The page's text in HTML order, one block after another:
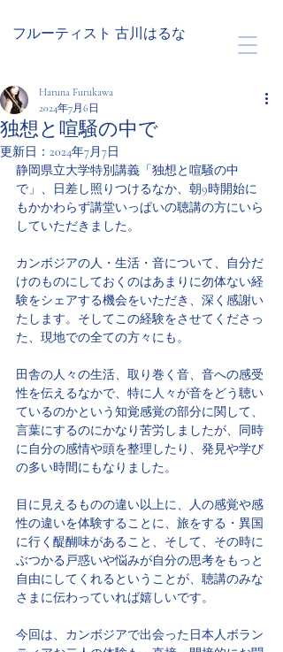
フルーティスト 古川はるな
独想と喧騒の中で
Haruna Furukawa
2024年7月6日
更新日： 2024年7月7日
静岡県立大学特別講義「独想と喧騒の中
で」、日差し照りつけるなか、朝9時開始に
もかかわらず講堂いっぱいの聴講の方にいら
していただきました。
カンボジアの人・生活・音について、自分だ
けのものにしておくのはあまりに勿体ない経
験をシェアする機会をいただき、深く感謝い
たします。そしてこの経験をさせてくださっ
た、現地での全ての方々にも。
田舎の人々の生活、取り巻く音、音への感受
性を伝えるなかで、特に人々が音をどう聴い
ているのかという知覚感覚の部分に関して、
言葉にするのにかなり苦労しましたが、同時
に自分の感情や頭を整理したり、発見や学び
の多い時間にもなりました。
目に見えるものの違い以上に、人の感覚や感
性の違いを体験することに、旅をする・異国
に行く醍醐味があること、そして、その時に
ぶつかる戸惑いや悩みが自分の思考をもっと
自由にしてくれるということが、聴講のみな
さまに伝わっていれば嬉しいです。
今回は、カンボジアで出会った日本人ボラン